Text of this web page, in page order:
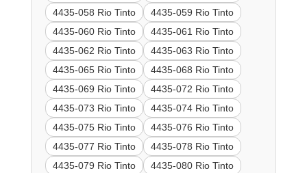
4435-058 Rio Tinto
4435-059 Rio Tinto
4435-060 Rio Tinto
4435-061 Rio Tinto
4435-062 Rio Tinto
4435-063 Rio Tinto
4435-065 Rio Tinto
4435-068 Rio Tinto
4435-069 Rio Tinto
4435-072 Rio Tinto
4435-073 Rio Tinto
4435-074 Rio Tinto
4435-075 Rio Tinto
4435-076 Rio Tinto
4435-077 Rio Tinto
4435-078 Rio Tinto
4435-079 Rio Tinto
4435-080 Rio Tinto